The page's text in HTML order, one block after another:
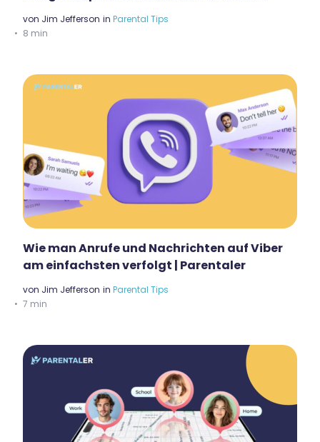
von Jim Jefferson in Parental Tips
8 min
Wie man Anrufe und Nachrichten auf Viber
am einfachsten verfolgt | Parentaler
von Jim Jefferson in Parental Tips
7 min